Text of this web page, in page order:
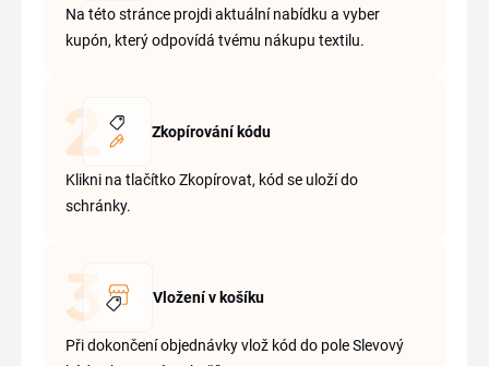
Na této stránce projdi aktuální nabídku a vyber
kupón, který odpovídá tvému nákupu textilu.
Zkopírování kódu
Klikni na tlačítko Zkopírovat, kód se uloží do
schránky.
Vložení v košíku
Při dokončení objednávky vlož kód do pole Slevový